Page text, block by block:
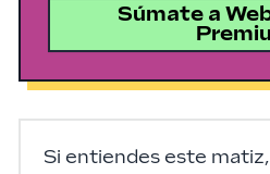
Súmate a
Si entiendes este